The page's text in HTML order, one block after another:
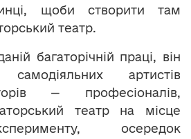
щоби створити там
театр.
багаторічній праці, він
артистів
— професіоналів,
театр на місце
осередок